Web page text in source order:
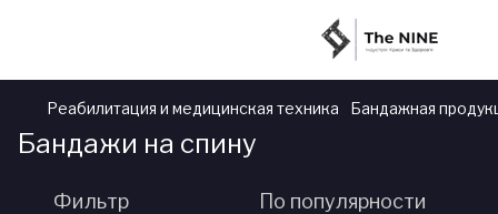
Реабилитация и медицинская техника Бандажная
Бандажи на спину
Фильтр По популярности